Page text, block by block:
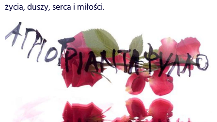
życia, duszy, serca i miłości.